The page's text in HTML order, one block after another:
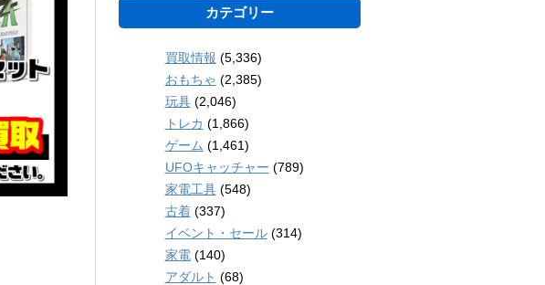
カテゴリー
買取情報 (5,336)
おもちゃ (2,385)
玩具(2,046)
トレカ (1,866)
ゲーム (1,461)
UFOキャッチャー (789)
家電工具(548)
古着(337)
イベント・セール(314)
家電(140)
アダルト (68)